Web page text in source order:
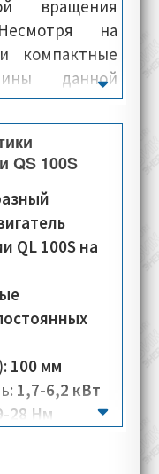
вращения
на
компактные
данной
диапазонах
надёжный
КПД.
КПД,
серии QS
IE4.
QS 100S
QL 100S на
100 мм
1,7-6,2 кВт
28 Нм